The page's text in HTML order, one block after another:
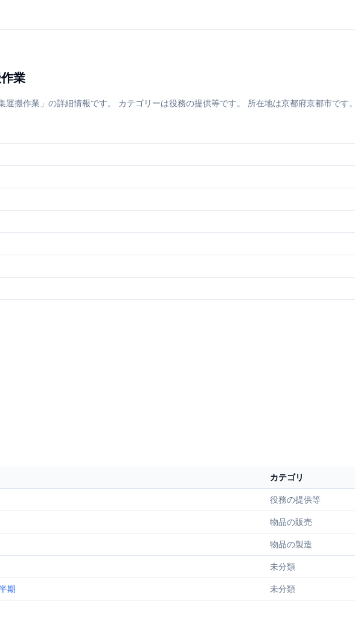
業
搬作業」の詳細情報です。 カテゴリーは役務の提供等です。 所在地は京都府京都市です
カテゴリ
役務の提供等
物品の販売
物品の製造
未分類
期 未分類